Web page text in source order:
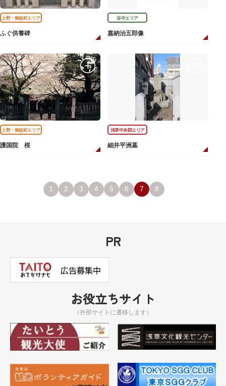
上野・御徒町エリア
ふぐ供養碑
谷中エリア
嘉納治五郎像
上野・御徒町エリア
護国院 桜
浅草中央部エリア
細井平洲墓
1 2 3 4 5 6 7 8
PR
お役立ちサイト
（外部サイトに遷移します）